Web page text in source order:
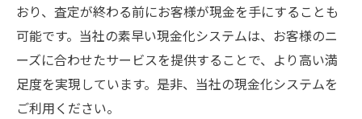
おり、査定が終わる前にお客様が現金を手にすることも
可能です。当社の素早い現金化システムは、お客様のニ
ーズに合わせたサービスを提供することで、より高い満
足度を実現しています。是非、当社の現金化システムを
ご利用ください。